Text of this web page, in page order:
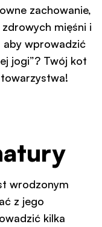
zachowanie,
mięśni i
aby wprowadzić
jogi”? Twój kot
wrodzonym
z jego
kilka